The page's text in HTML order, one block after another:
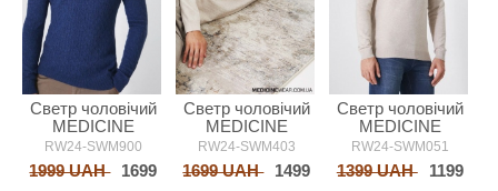
Светр чоловічий
MEDICINE
RW24-SWM900
1999 UAH
1699
Светр чоловічий
MEDICINE
RW24-SWM403
1699 UAH
1499
Светр чоловічий
MEDICINE
RW24-SWM051
1399 UAH
1199